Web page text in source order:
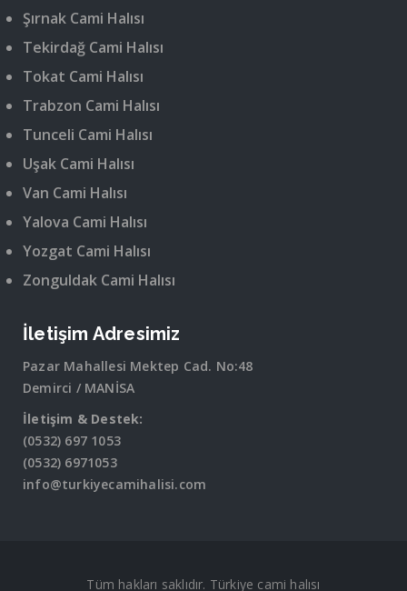
Şırnak Cami Halısı
Tekirdağ Cami Halısı
Tokat Cami Halısı
Trabzon Cami Halısı
Tunceli Cami Halısı
Uşak Cami Halısı
Van Cami Halısı
Yalova Cami Halısı
Yozgat Cami Halısı
Zonguldak Cami Halısı
İletişim Adresimiz
Pazar Mahallesi Mektep Cad. No:48
Demirci / MANİSA
İletişim & Destek:
(0532) 697 1053
(0532) 6971053
info@turkiyecamihalisi.com
Tüm hakları saklıdır. Türkiye cami halısı